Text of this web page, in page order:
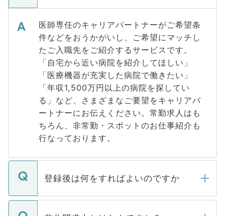
医師専任のキャリアパートナーがご希望条
件などをおうかがいし、ご希望にマッチし
たご入職先をご紹介するサービスです。
「自宅から近い病院を紹介してほしい」
「医療機器が充実した病院で働きたい」
「年収1,500万円以上の病院を探してい
る」など、さまざまなご要望をキャリアパ
ートナーにお伝えください。常勤求人はも
ちろん、非常勤・スポットのお仕事紹介も
行なっております。
登録後は何をすればよいのですか
ご登録いただきましたら、弊社担当者がご